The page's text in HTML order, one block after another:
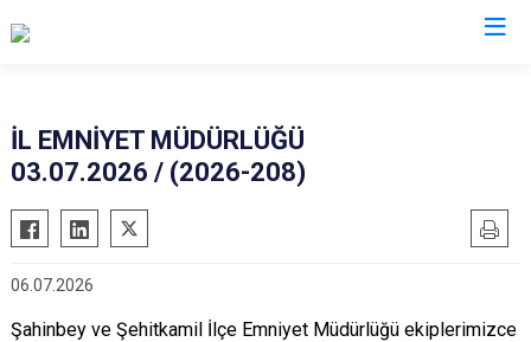
İL EMNİYET MÜDÜRLÜĞÜ
03.07.2026 / (2026-208)
06.07.2026
Şahinbey ve Şehitkamil İlçe Emniyet Müdürlüğü ekiplerimizce